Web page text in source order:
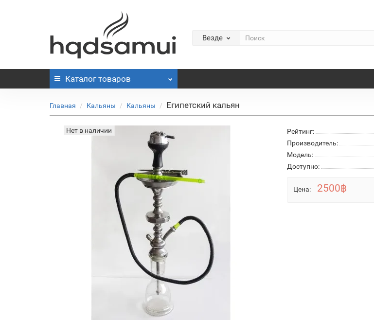
Везде
Каталог товаров
Главная Кальяны Кальяны Египетский кальян
Нет в наличии Рейтинг:
Производитель:
Модель:
Доступно:
Цена: 2500฿